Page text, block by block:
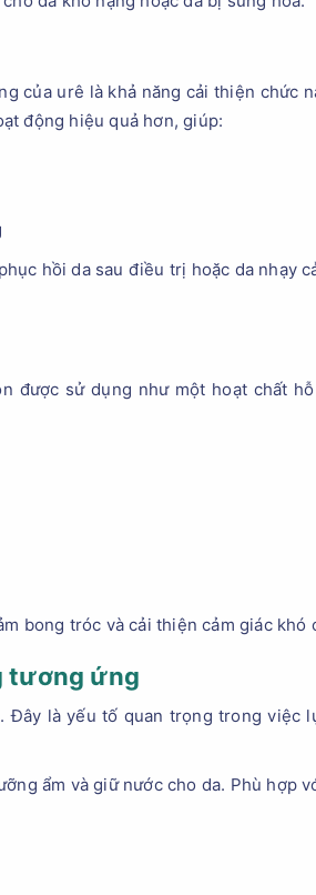
của urê là khả năng cải thiện chức
động hiệu quả hơn, giúp:
hồi da sau điều trị hoặc da nhạy
được sử dụng như một hoạt chất
bong tróc và cải thiện cảm giác khó
tương ứng
là yếu tố quan trọng trong việc
ẩm và giữ nước cho da. Phù hợp